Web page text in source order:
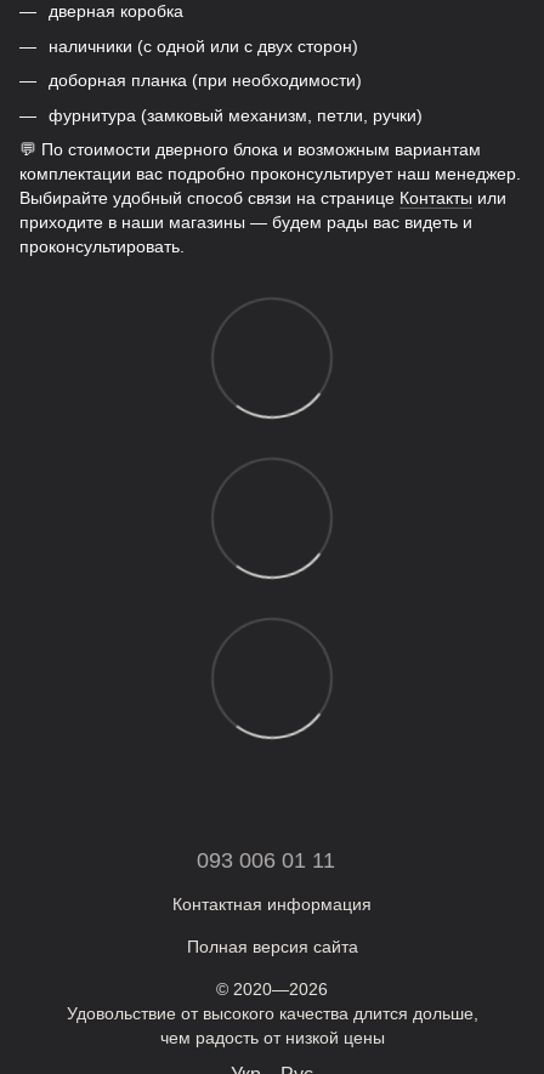
дверная коробка
наличники (с одной или с двух сторон)
доборная планка (при необходимости)
фурнитура (замковый механизм, петли, ручки)
💬 По стоимости дверного блока и возможным вариантам
комплектации вас подробно проконсультирует наш менеджер.
Выбирайте удобный способ связи на странице Контакты или
приходите в наши магазины — будем рады вас видеть и
проконсультировать.
093 006 01 11
Контактная информация
Полная версия сайта
© 2020—2026
Удовольствие от высокого качества длится дольше,
чем радость от низкой цены